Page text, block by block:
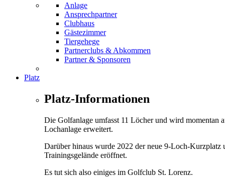
Anlage
Ansprechpartner
Clubhaus
Gästezimmer
Tiergehege
Partnerclubs & Abkommen
Partner & Sponsoren
Platz
Platz-Informationen
Die Golfanlage umfasst 11 Löcher und wird momentan
Lochanlage erweitert.
Darüber hinaus wurde 2022 der neue 9-Loch-Kurzplatz
Trainingsgelände eröffnet.
Es tut sich also einiges im Golfclub St. Lorenz.